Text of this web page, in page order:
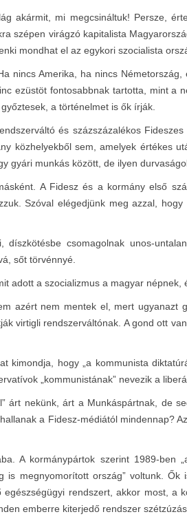
akármit, mi megcsináltuk! Persze,
szépen virágzó kapitalista
mondhat el az egykori szocialista
nincs Amerika, ha nincs
ezüstöt fontosabbnak tartotta, mint
a történelmet is ők írják.
és százszázalékos
közhelyekből sem, amelyek értékes
gyári munkás között, de ilyen
A Fidesz és a kormány első
Szóval elégedjünk meg azzal,
csomagolnak unos-
sőt törvénnyé.
adott a szocializmus a magyar
azért nem mentek el, mert ugyanazt
virtigli rendszerváltónak. A gond ott
kimondja, hogy „a kommunista
„kommunistának” nevezik a
árt nekünk, árt a Munkáspártnak, de
a Fidesz-médiától mindennap?
A kormánypártok szerint 1989-ben
is megnyomorított ország” voltunk.
rendszert, akkor most, a
emberre kiterjedő rendszer